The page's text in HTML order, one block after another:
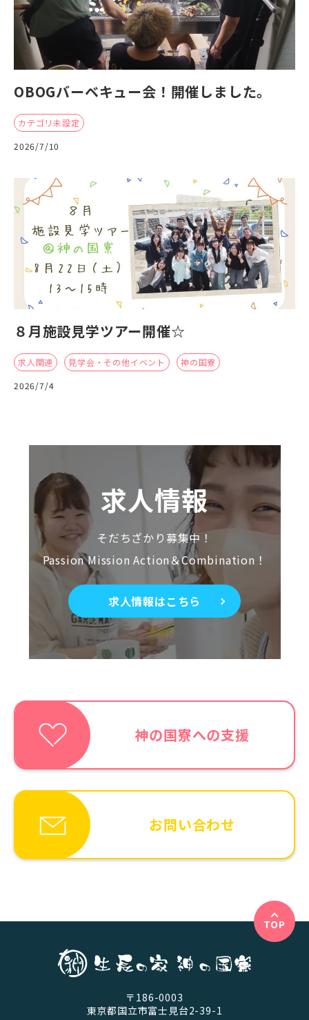
OBOGバーベキュー会！開催しました。
カテゴリ未設定
2026/7/10
８月施設見学ツアー開催☆
求人関連 見学会・その他イベント
神の国寮
2026/7/4
求人情報
そだちざかり募集中！
Passion Mission Action＆Combination！
求人情報はこちら
神の国寮への支援
お問い合わせ
TOP
〒186-0003
東京都国立市富士見台2-39-1